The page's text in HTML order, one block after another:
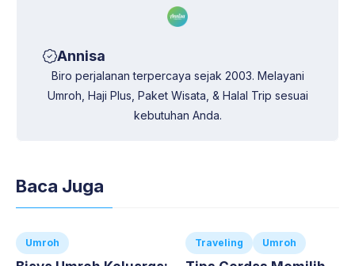
Annisa
Biro perjalanan terpercaya sejak 2003. Melayani
Umroh, Haji Plus, Paket Wisata, & Halal Trip sesuai
kebutuhan Anda.
Baca Juga
Umroh Traveling Umroh